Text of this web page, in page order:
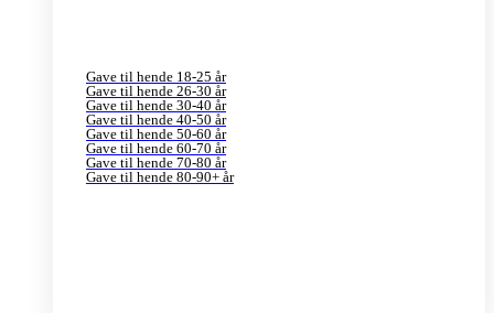
Gave til hende 18-25 år
Gave til hende 26-30 år
Gave til hende 30-40 år
Gave til hende 40-50 år
Gave til hende 50-60 år
Gave til hende 60-70 år
Gave til hende 70-80 år
Gave til hende 80-90+ år